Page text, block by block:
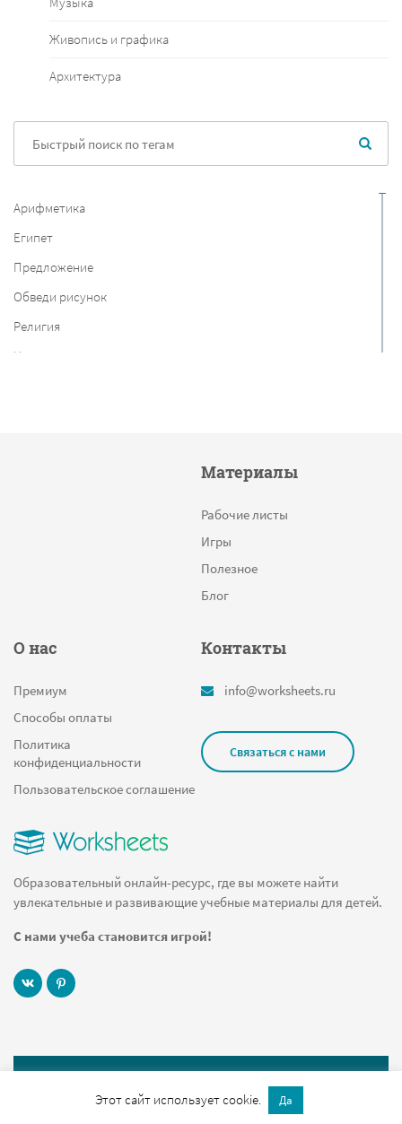
Живопись и графика
Архитектура
Арифметика
Египет
Предложение
Обведи рисунок
Религия
Нидерланды
Непроверяемые безударные гласные
Цифра 0 раскраска
Поиск предметов остров сокровищ
Найди слова с мягким знаком
Олимпийские игры
Обводилки для детей
Умножение на матрицах
Треугольник
Игры по окружающему миру
Сказуемое
Размер
Опорные слова
Как научить ребенка формулировать мысли
Образовательный онлайн-ресурс, где вы можете найти
увлекательные и развивающие учебные материалы для детей.
С нами учеба становится игрой!
Материалы
Рабочие листы
Игры
Полезное
Блог
О нас
Премиум
Способы оплаты
Политика
конфиденциальности
Пользовательское соглашение
Контакты
info@worksheets.ru
Связаться с нами
© 2019 Worksheets.ru Все права защищены
Этот сайт использует cookie. Да